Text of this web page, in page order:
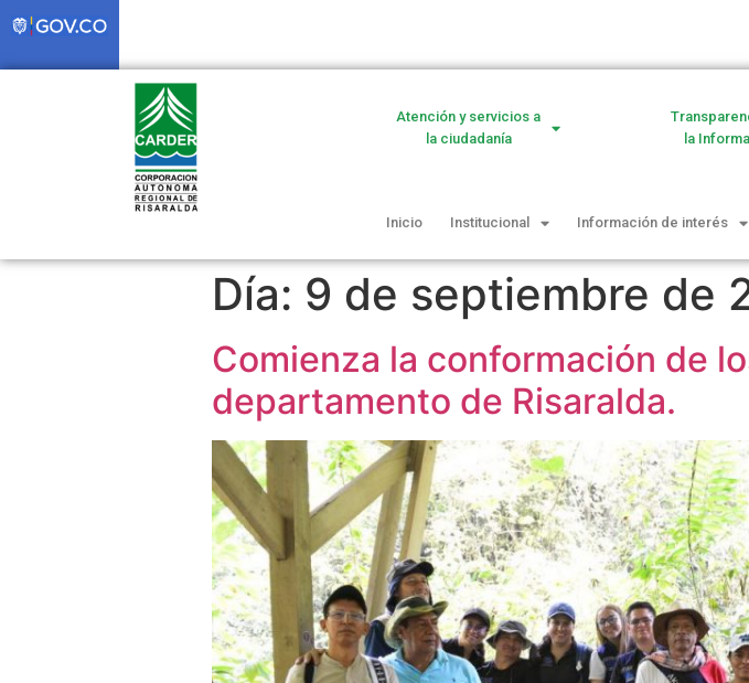
Atención y servicios a
la ciudadanía
la
Inicio Institucional Información de interés
Día: 9 de septiembre de
Comienza la conformación de
departamento de Risaralda.